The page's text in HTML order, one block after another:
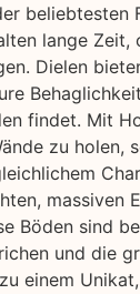
beliebtesten
lange Zeit,
Dielen
findet. Mit
zu holen,
massiven
Böden sind
und die
einem